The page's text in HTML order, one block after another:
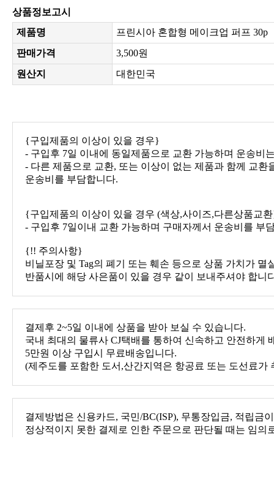
상품정보고시
제품명
프린시아 혼합형 메이크업 퍼프 30p
판매가격
3,500원
원산지
대한민국
{구입제품의 이상이 있을 경우}
- 구입후 7일 이내에 동일제품으로 교환 가능하며 운송비
운송비를 부담합니다.
{구입제품의 이상이 있을 경우 (색상,사이즈,다른상품교
- 구입후 7일이내 교환 가능하며 구매자께서 운송비를 부
{!! 주의사항}
비닐포장 및 Tag의 폐기 또는 훼손 등으로 상품 가치가 멸
반품시에 해당 사은품이 있을 경우 같이 보내주셔야 합니
결제후 2~5일 이내에 상품을 받아 보실 수 있습니다.
국내 최대의 물류사 CJ택배를 통하여 신속하고 안전하게
5만원 이상 구입시 무료배송입니다.
(제주도를 포함한 도서,산간지역은 항공료 또는 도선료가
결제방법은 신용카드, 국민/BC(ISP), 무통장입금, 적립금